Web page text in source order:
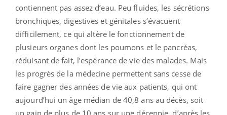
contiennent pas assez d’eau. Peu fluides, les sécrétions
bronchiques, digestives et génitales s’évacuent
difficilement, ce qui altère le fonctionnement de
plusieurs organes dont les poumons et le pancréas,
réduisant de fait, l’espérance de vie des malades. Mais
les progrès de la médecine permettent sans cesse de
faire gagner des années de vie aux patients, qui ont
aujourd’hui un âge médian de 40,8 ans au décès, soit
un gain de plus de 10 ans sur une décennie, d’après les